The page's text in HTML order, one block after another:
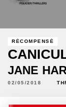
RÉCOMPENSÉ
JANE
02/05/2018